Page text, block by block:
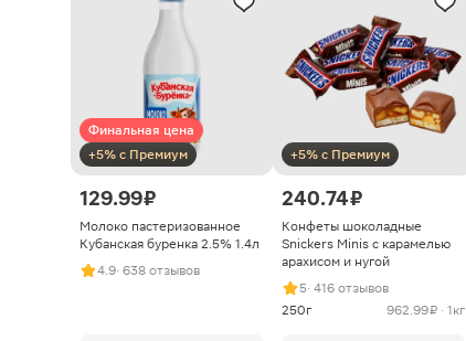
Финальная цена
+5% с Премиум
129.99 ₽
Молоко пастеризованное
Кубанская буренка 2.5% 1.4л
4.9· 638 отзывов
+5% с Премиум
240.74 ₽
Конфеты шоколадные
Snickers Minis с карамелью
арахисом и нугой
5· 416 отзывов
250г
962.99 ₽ · 1кг